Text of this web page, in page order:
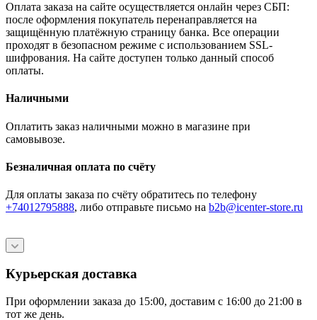
Оплата заказа на сайте осуществляется онлайн через СБП:
после оформления покупатель перенаправляется на
защищённую платёжную страницу банка. Все операции
проходят в безопасном режиме с использованием SSL-
шифрования. На сайте доступен только данный способ
оплаты.
Наличными
Оплатить заказ наличными можно в магазине при
самовывозе.
Безналичная оплата по счёту
Для оплаты заказа по счёту обратитесь по телефону
+74012795888, либо отправьте письмо на b2b@icenter-store.ru
Курьерская доставка
При оформлении заказа до 15:00, доставим с 16:00 до 21:00 в
тот же день.